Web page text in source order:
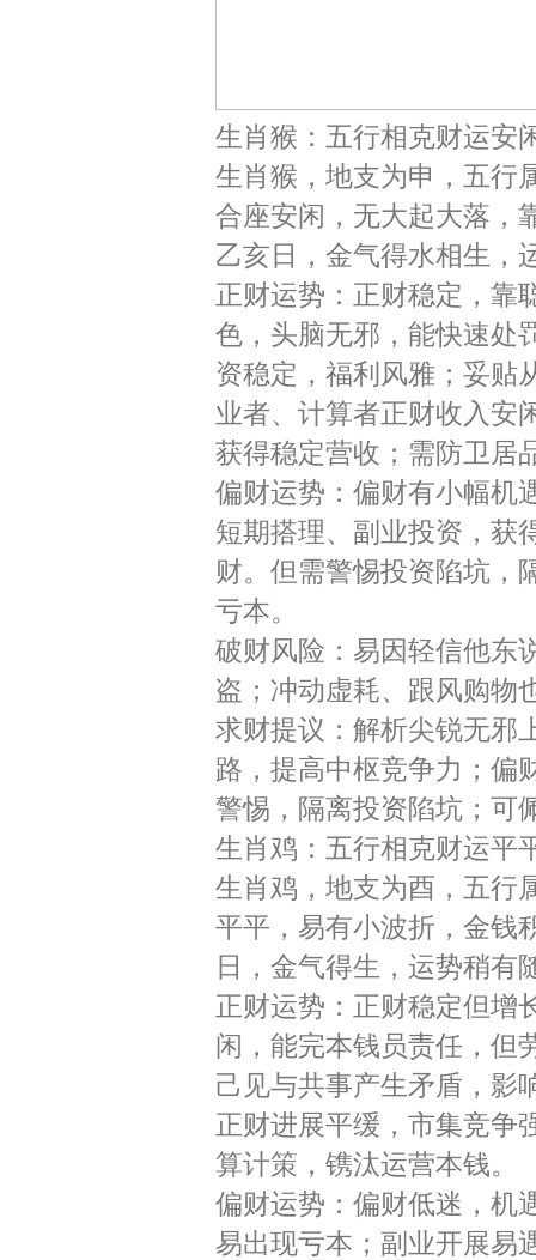
生肖猴：五行相克财运安
生肖猴，地支为申，五行
合座安闲，无大起大落，
乙亥日，金气得水相生，
正财运势：正财稳定，靠
色，头脑无邪，能快速处
资稳定，福利风雅；妥贴
业者、计算者正财收入安
获得稳定营收；需防卫居
偏财运势：偏财有小幅机
短期搭理、副业投资，获
财。但需警惕投资陷坑，
亏本。
破财风险：易因轻信他东
盗；冲动虚耗、跟风购物
求财提议：解析尖锐无邪
路，提高中枢竞争力；偏
警惕，隔离投资陷坑；可
生肖鸡：五行相克财运平
生肖鸡，地支为酉，五行
平平，易有小波折，金钱
日，金气得生，运势稍有
正财运势：正财稳定但增
闲，能完本钱员责任，但
己见与共事产生矛盾，影
正财进展平缓，市集竞争
算计策，镌汰运营本钱。
偏财运势：偏财低迷，机
易出现亏本；副业开展易